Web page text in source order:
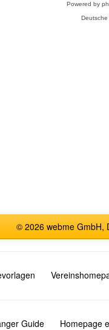
Powered by
© 2026 webme GmbH,
Guide Homepage